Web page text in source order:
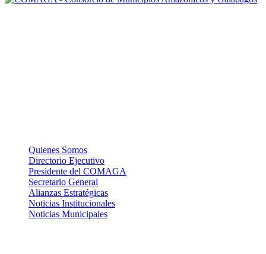
Quienes Somos
Directorio Ejecutivo
Presidente del COMAGA
Secretario General
Alianzas Estratégicas
Noticias Institucionales
Noticias Municipales